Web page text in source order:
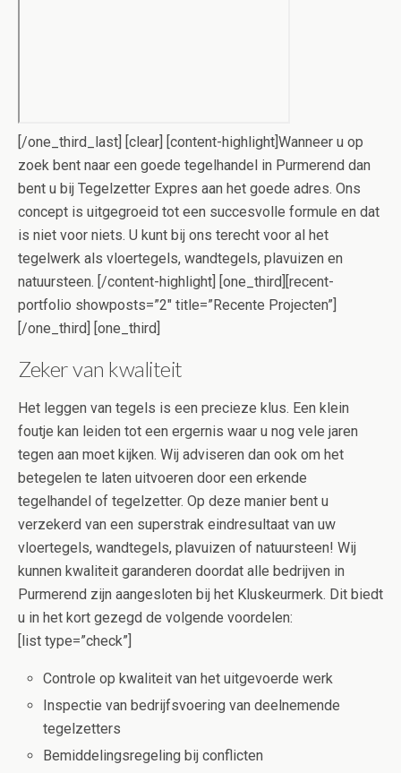
[/one_third_last] [clear] [content-highlight]Wanneer u op
zoek bent naar een goede tegelhandel in Purmerend dan
bent u bij Tegelzetter Expres aan het goede adres. Ons
concept is uitgegroeid tot een succesvolle formule en dat
is niet voor niets. U kunt bij ons terecht voor al het
tegelwerk als vloertegels, wandtegels, plavuizen en
natuursteen. [/content-highlight] [one_third][recent-
portfolio showposts=”2″ title=”Recente Projecten”]
[/one_third] [one_third]
Zeker van kwaliteit
Het leggen van tegels is een precieze klus. Een klein
foutje kan leiden tot een ergernis waar u nog vele jaren
tegen aan moet kijken. Wij adviseren dan ook om het
betegelen te laten uitvoeren door een erkende
tegelhandel of tegelzetter. Op deze manier bent u
verzekerd van een superstrak eindresultaat van uw
vloertegels, wandtegels, plavuizen of natuursteen! Wij
kunnen kwaliteit garanderen doordat alle bedrijven in
Purmerend zijn aangesloten bij het Kluskeurmerk. Dit biedt
u in het kort gezegd de volgende voordelen:
[list type=”check”]
Controle op kwaliteit van het uitgevoerde werk
Inspectie van bedrijfsvoering van deelnemende
tegelzetters
Bemiddelingsregeling bij conflicten